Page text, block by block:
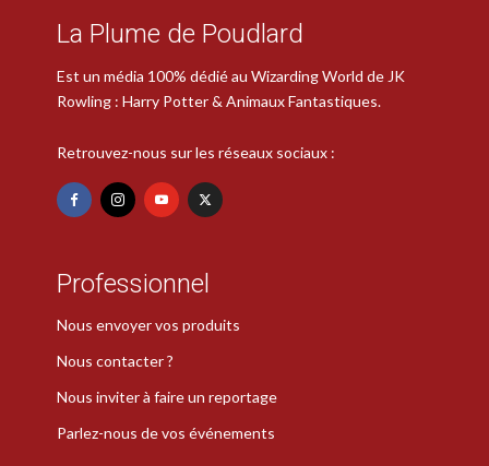
La Plume de Poudlard
Est un média 100% dédié au Wizarding World de JK
Rowling : Harry Potter & Animaux Fantastiques.
Retrouvez-nous sur les réseaux sociaux :
Professionnel
Nous envoyer vos produits
Nous contacter ?
Nous inviter à faire un reportage
Parlez-nous de vos événements